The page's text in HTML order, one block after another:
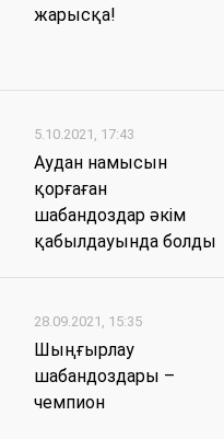
жарысқа!
5.10.2021, 17:43
Аудан намысын
қорғаған
шабандоздар әкім
қабылдауында болды
28.09.2021, 15:35
Шыңғырлау
шабандоздары –
чемпион